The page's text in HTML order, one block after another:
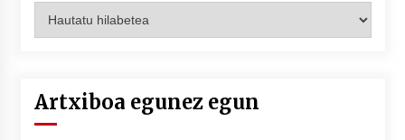
hilez
Artxiboa egunez egun